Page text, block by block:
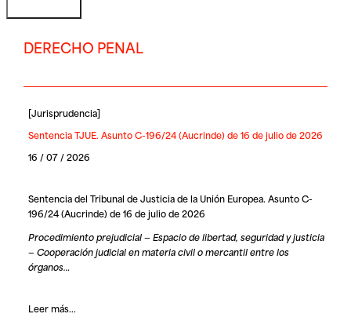
DERECHO PENAL
[Jurisprudencia]
Sentencia TJUE. Asunto C-196/24 (Aucrinde) de 16 de julio de 2026
16 / 07 / 2026
Sentencia del Tribunal de Justicia de la Unión Europea. Asunto C-
196/24 (Aucrinde) de 16 de julio de 2026
Procedimiento prejudicial — Espacio de libertad, seguridad y justicia
— Cooperación judicial en materia civil o mercantil entre los
órganos…
Leer más...